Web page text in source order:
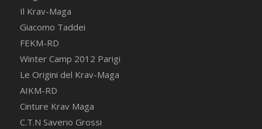
Il Krav-Maga
Giacomo Taddei
FEKM-RD
Winter Camp 2012 Parigi
Le Origini del Krav-Maga
AIKM-RD
Cinture Krav Maga
C.T.N Saverio Grossi